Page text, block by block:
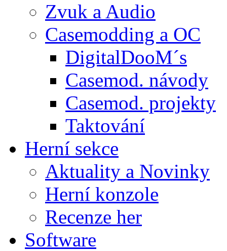
Zvuk a Audio
Casemodding a OC
DigitalDooM´s
Casemod. návody
Casemod. projekty
Taktování
Herní sekce
Aktuality a Novinky
Herní konzole
Recenze her
Software